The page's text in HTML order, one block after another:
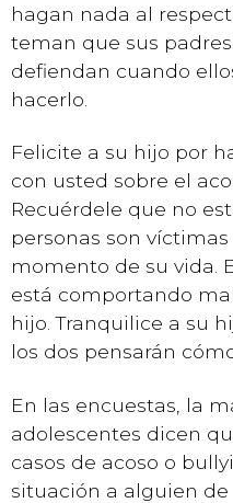
hagan nada al
teman que sus
defiendan cuando
hacerlo.
Felicite a su hijo por
con usted sobre el
Recuérdele que no
personas son
momento de su vida.
está comportando
hijo. Tranquilice a su
los dos pensarán
En las encuestas, la
adolescentes dicen
casos de acoso o
situación a alguien